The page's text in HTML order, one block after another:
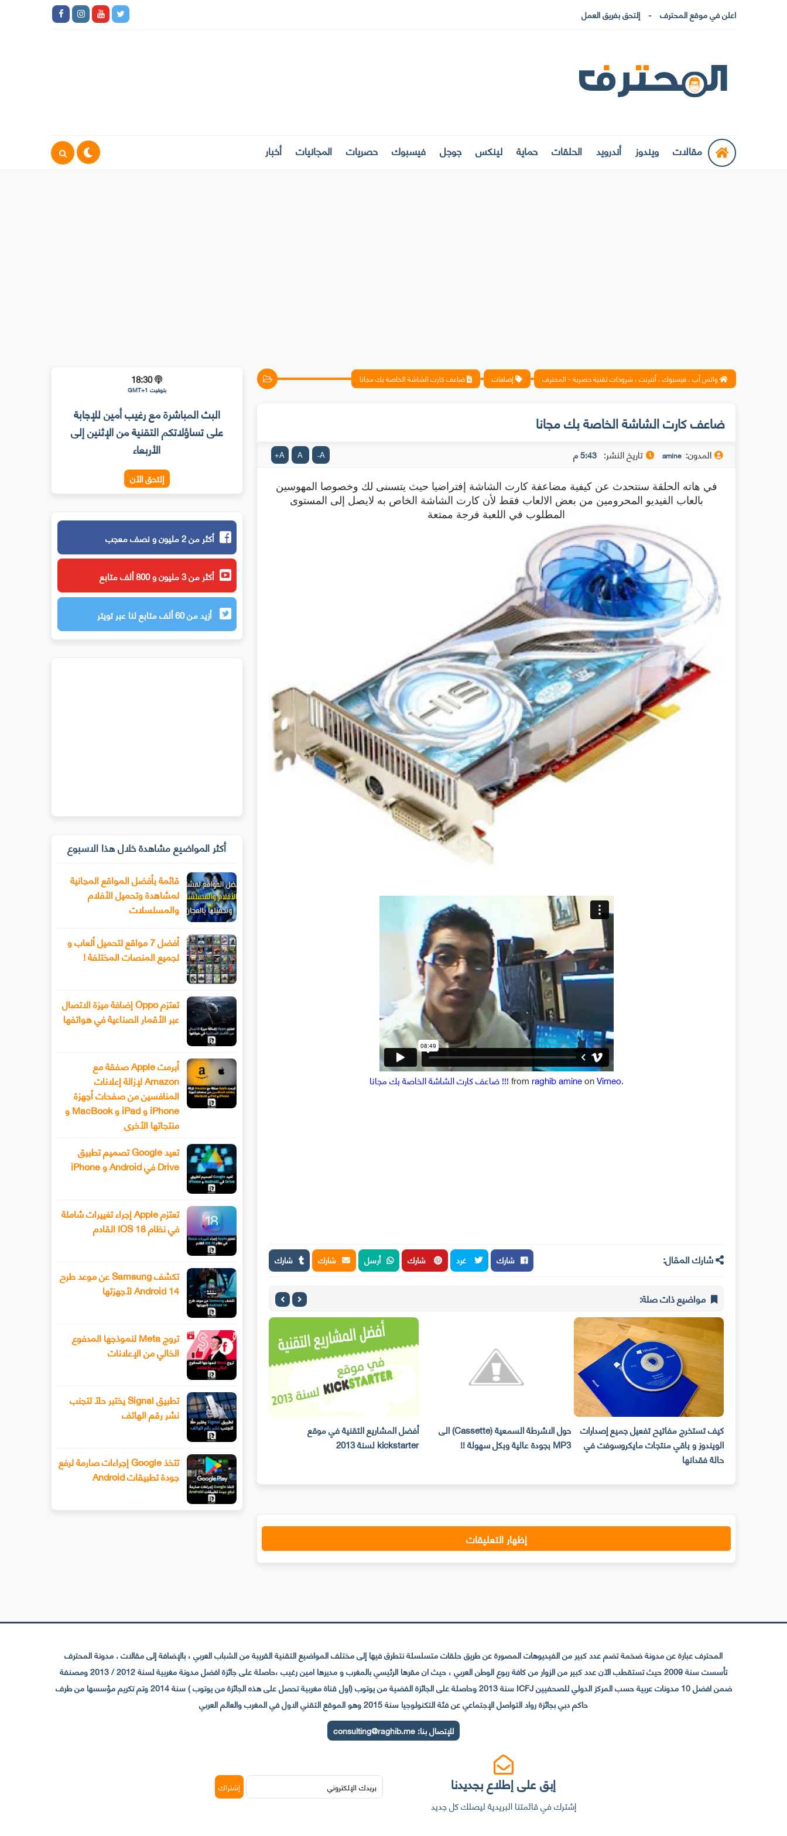
اعلن في موقع المحترف إلتحق بفريق العمل
مقالات ويندوز أندرويد الحلقات حماية لينكس جوجل فيسبوك حصريات المجانيات أخبار
واتس آب ، فيسبوك ، أنترنت ، شروحات تقنية حصرية - المحترف إضافات ضاعف كارت الشاشة الخاصة بك مجانا
ضاعف كارت الشاشة الخاصة بك مجانا
المدون: amine تاريخ النشر: 5:43 م A
-
A
A
+
في هاته الحلقة سنتحدث عن كيفية مضاعفة كارت الشاشة إفتراضيا حيث يتسىنى لك وخصوصا المهوسين
بالعاب الفيديو المحرومين من بعض الالعاب فقط لأن كارت الشاشة الخاص به لايصل إلى المستوى
المطلوب في اللعبة فرجة ممتعة
ضاعف كارت الشاشة الخاصة بك مجانا !!!fromraghib amineonVimeo.
شارك المقال: شارك غرد شارك أرسل شارك شارك
مواضيع ذات صلة:
كيف تستخرج مفاتيح تفعيل جميع إصدارات
الويندوز و باقي منتجات مايكروسوفت في
حالة فقدانها
حول الاشرطة السمعية (Cassette) الى
MP3 بجودة عالية وبكل سهولة !!
أفضل المشاريع التقنية في موقع
kickstarter لسنة 2013
كيف تنشئ خزينتك السرية على الويندوز
إظهار التعليقات
18:30
بتوقيت GMT+1
البث المباشرة مع رغيب أمين للإجابة
على تساؤلاتكم التقنية من الإثنين إلى
الأربعاء
إلتحق الأن
أكثر من 2 مليون و نصف معجب
أكثر من 3 مليون و 800 ألف متابع
أزيد من 60 ألف متابع لنا عبر تويتر
أكثر المواضيع مشاهدة خلال هذا الاسبوع
قائمة بأفضل المواقع المجانية
لمشاهدة وتحميل الأفلام
والمسلسلات
أفضل 7 مواقع لتحميل ألعاب و
لجميع المنصات المختلفة !
تعتزم Oppo إضافة ميزة الاتصال
عبر الأقمار الصناعية في هواتفها
أبرمت Apple صفقة مع
Amazon لإزالة إعلانات
المنافسين من صفحات أجهزة
iPhone و iPad و MacBook و
منتجاتها الأخرى
تعيد Google تصميم تطبيق
Drive في Android و iPhone
تعتزم Apple إجراء تغييرات شاملة
في نظام IOS 18 القادم
تكشف Samsung عن موعد طرح
Android 14 لأجهزتها
تروج Meta لنموذجها المدفوع
الخالي من الإعلانات
تطبيق Signal يختبر حلًا لتجنب
نشر رقم الهاتف
تتخذ Google إجراءات صارمة لرفع
جودة تطبيقات Android
المحترف عبارة عن مدونة ضخمة تضم عدد كبير من الفيديوهات المصورة عن طريق حلقات متسلسلة نتطرق فيها إلى مختلف المواضيع التقنية القريبة من الشباب العربي ، بالإضافة إلى مقالات . مدونة المحترف
تأسست سنة 2009 حيث تستقطب الآن عدد كبير من الزوار من كافة ربوع الوطن العربي ، حيث ان مقرها الرئيسي بالمغرب و مديرها امين رغيب ،حاصلة على جائزة افضل مدونة مغربية لسنة 2012 / 2013 ومصنفة
ضمن افضل 10 مدونات عربية حسب المركز الدولي للصحفيين ICFJ سنة 2013 وحاصلة على الجائزة الفضية من يوتوب (اول قناة مغربية تحصل على هذه الجائزة من يوتوب ) سنة 2014 وتم تكريم مؤسسها من طرف
حاكم دبي بجائزة رواد التواصل الإجتماعي عن فئة التكنولوجيا سنة 2015 وهو الموقع التقني الاول في المغرب والعالم العربي
للإتصال بنا:consulting@raghib.me
إبق على إطلاع بجديدنا
إشترك في قائمتنا البريدية ليصلك كل جديد